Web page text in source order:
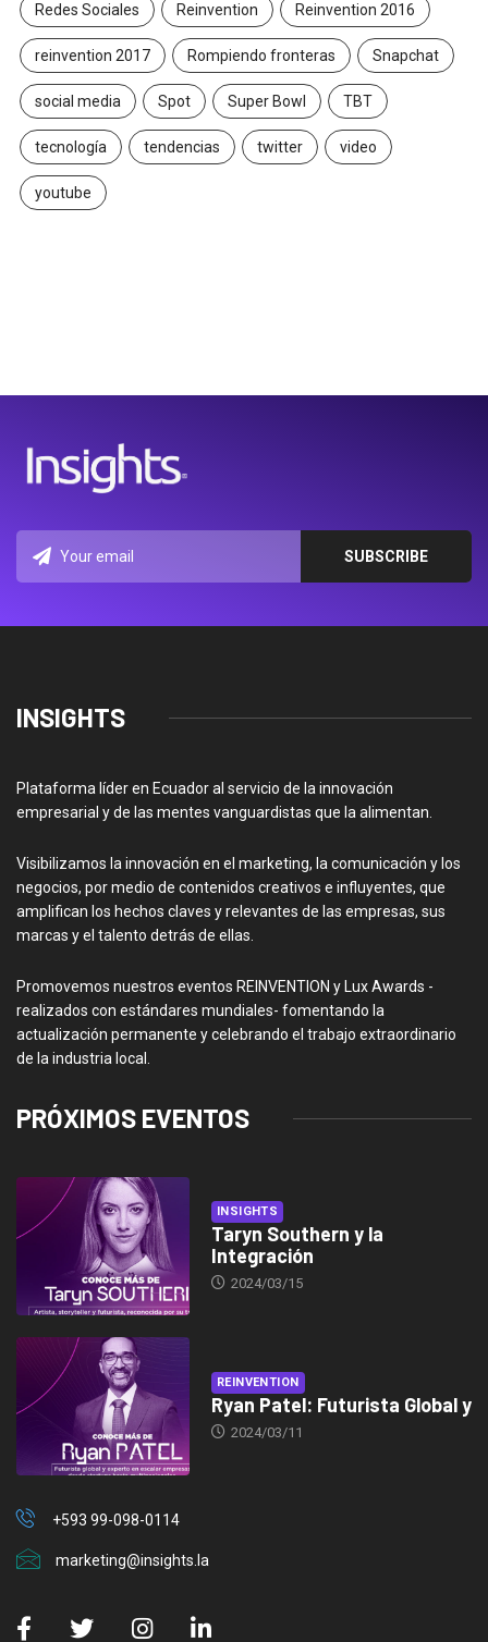
Redes Sociales Reinvention Reinvention 2016
reinvention 2017 Rompiendo fronteras Snapchat
social media Spot Super Bowl TBT
tecnología tendencias twitter video
youtube
INSIGHTS
Plataforma líder en Ecuador al servicio de la innovación
empresarial y de las mentes vanguardistas que la alimentan.
Visibilizamos la innovación en el marketing, la comunicación y los
negocios, por medio de contenidos creativos e influyentes, que
amplifican los hechos claves y relevantes de las empresas, sus
marcas y el talento detrás de ellas.
Promovemos nuestros eventos REINVENTION y Lux Awards -
realizados con estándares mundiales- fomentando la
actualización permanente y celebrando el trabajo extraordinario
de la industria local.
PRÓXIMOS EVENTOS
INSIGHTS
Taryn Southern y la
Integración
2024/03/15
REINVENTION
Ryan Patel: Futurista Global y
2024/03/11
+593 99-098-0114
marketing@insights.la